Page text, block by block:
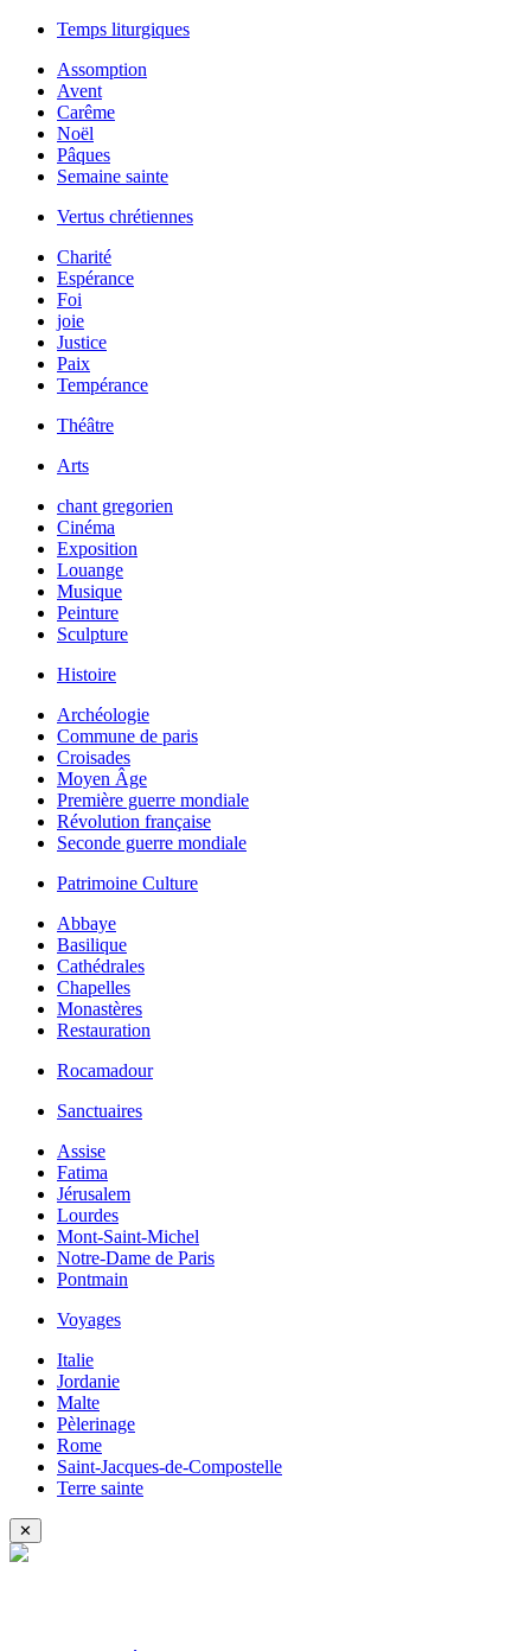
Temps liturgiques
Assomption
Avent
Carême
Noël
Pâques
Semaine sainte
Vertus chrétiennes
Charité
Espérance
Foi
joie
Justice
Paix
Tempérance
Théâtre
Arts
chant gregorien
Cinéma
Exposition
Louange
Musique
Peinture
Sculpture
Histoire
Archéologie
Commune de paris
Croisades
Moyen Âge
Première guerre mondiale
Révolution française
Seconde guerre mondiale
Patrimoine Culture
Abbaye
Basilique
Cathédrales
Chapelles
Monastères
Restauration
Rocamadour
Sanctuaires
Assise
Fatima
Jérusalem
Lourdes
Mont-Saint-Michel
Notre-Dame de Paris
Pontmain
Voyages
Italie
Jordanie
Malte
Pèlerinage
Rome
Saint-Jacques-de-Compostelle
Terre sainte
✕